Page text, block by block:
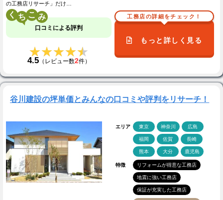
の工務店リサーチ」だけ…
く こ
口コミによる評判
★★★★★
★★★★★
4.5（レビュー数2件）
工務店の詳細をチェック！
もっと詳しく見る
谷川建設の坪単価とみんなの口コミや評判をリサーチ！
エリア 東京 神奈川 広島
福岡 佐賀 長崎
熊本 大分 鹿児島
特徴 リフォームが得意な工務店
地震に強い工務店
保証が充実した工務店